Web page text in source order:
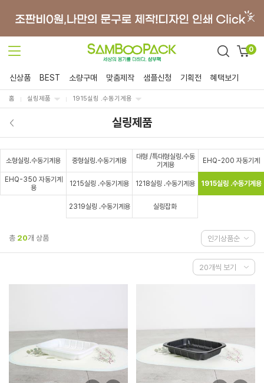
0
신상품 BEST 소량구매 맞춤제작 샘플신청 기획전 혜택보기
홈 실링제품 1915실링 .수동기계용
실링제품
소형실링.수동기계용 중형실링.수동기계용
대형 /특대형실링.수동
기계용
EHQ-200 자동기계
EHQ-350 자동기계
용
1215실링 .수동기계용 1218실링 .수동기계용 1915실링 .수동기계용
2319실링 .수동기계용 실링잡화
총 20개 상품